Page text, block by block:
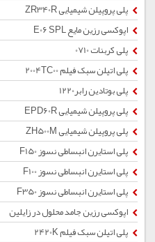
پلی پروپیلن شیمیایی ZR340R
اپوکسی رزین مایع E06 SPL
پلی کربنات 0710
پلی اتیلن سبک فیلم 2004TC00
پلی بوتادین رابر1220
پلی پروپیلن شیمیایی EPD60R
پلی پروپیلن شیمیایی ZH500M
پلی استایرن انبساطی نسوز F150
پلی استایرن انبساطی نسوز F100
پلی استایرن انبساطی نسوز F350
اپوکسی رزین جامد محلول در زایلین
پلی اتیلن سبک فیلم 2420K